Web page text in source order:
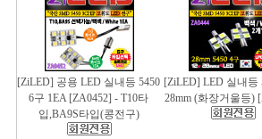
[ZiLED] 공용 LED 실내등 5450
6구 1EA [ZA0452] - T10타
입,BA9S타입(콩전구)
[ZiLED] LED 실내등
28mm (화장거울등)